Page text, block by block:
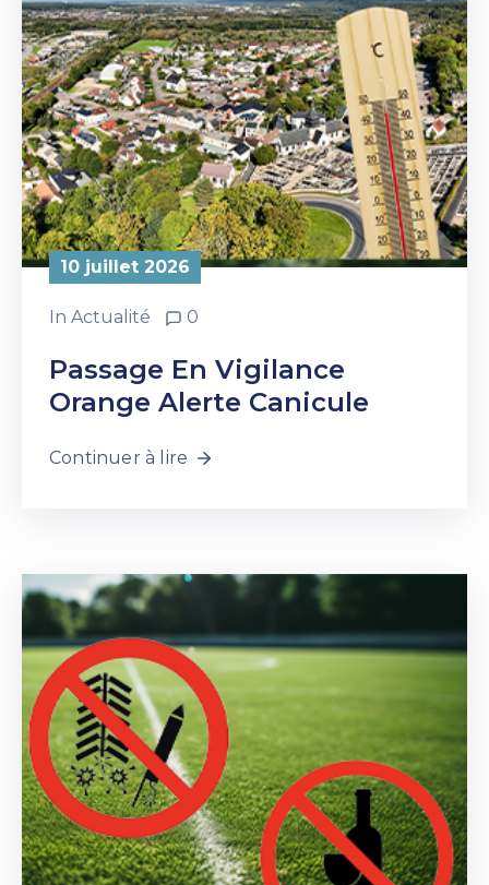
10 juillet 2026
In Actualité 0
Passage En Vigilance
Orange Alerte Canicule
Continuer à lire